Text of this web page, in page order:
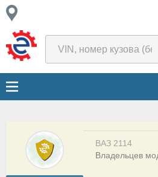
ВАЗ 2114
Владельцев